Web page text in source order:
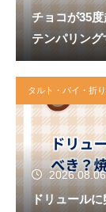
チョコが35
テンパリング
タルト・パイ・折
2026.08.06
ドリュール